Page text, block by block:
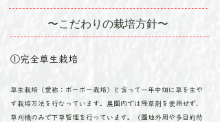
〜こだわりの栽培方針​〜
​①完全草生栽培
草生栽培（愛称：ボーボー栽培）と言って一年中畑に草を生や
す栽培方法を行なっています。農園内では除草剤を使用せず、
草刈機のみで下草管理を行っています。（園地外周や多目的防